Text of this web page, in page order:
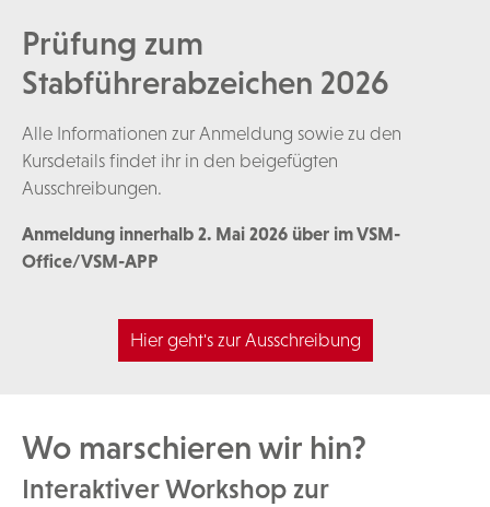
Prüfung zum
Stabführerabzeichen 2026
Alle Informationen zur Anmeldung sowie zu den
Kursdetails findet ihr in den beigefügten
Ausschreibungen.
Anmeldung innerhalb 2. Mai 2026 über im VSM-
Office/VSM-APP
Hier geht's zur Ausschreibung
Wo marschieren wir hin?
Interaktiver Workshop zur